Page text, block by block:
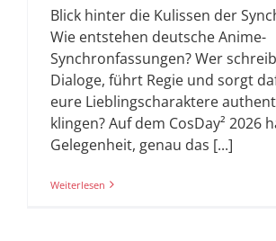
Blick hinter die Kulissen der
Wie entstehen deutsche Anime-
Synchronfassungen? Wer
Dialoge, führt Regie und sorgt
eure Lieblingscharaktere
klingen? Auf dem CosDay² 2026
Gelegenheit, genau das [...]
Weiterlesen